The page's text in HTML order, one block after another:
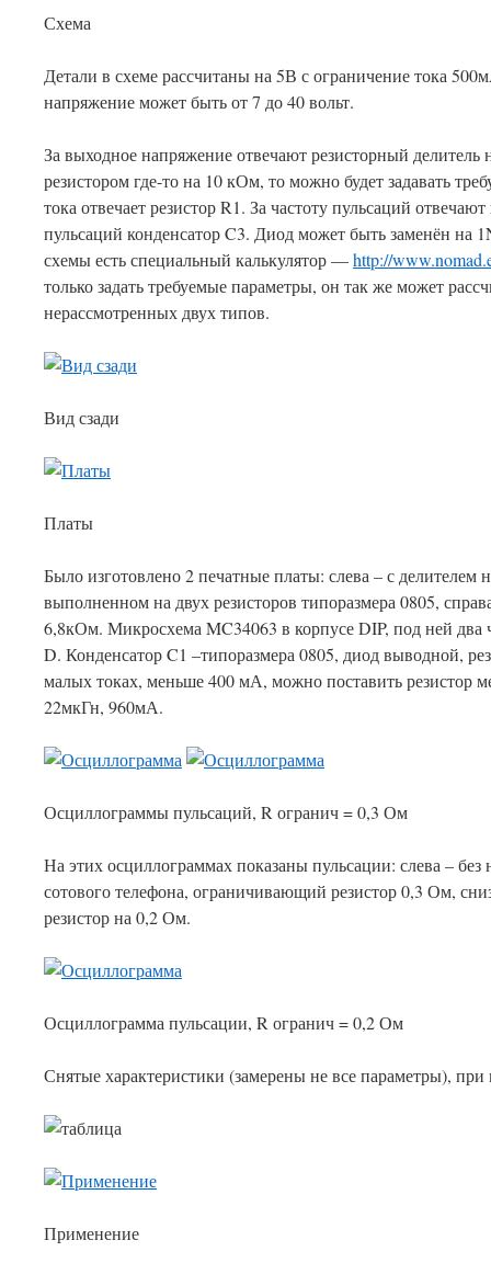
Схема
Детали в схеме рассчитаны на 5В с ограничение тока
напряжение может быть от 7 до 40 вольт.
За выходное напряжение отвечают резисторный
резистором где-то на 10 кОм, то можно будет задавать
тока отвечает резистор R1. За частоту пульсаций
пульсаций конденсатор C3. Диод может быть заменён на
схемы есть специальный калькулятор —http://
только задать требуемые параметры, он так же может
нерассмотренных двух типов.
Вид сзади
Платы
Было изготовлено 2 печатные платы: слева – с делителем
выполненном на двух резисторов типоразмера 0805,
6,8кОм. Микросхема MC34063 в корпусе DIP, под ней два
D. Конденсатор C1 –типоразмера 0805, диод выводной,
малых токах, меньше 400 мА, можно поставить резистор
22мкГн, 960мА.
Осциллограммы пульсаций, R огранич = 0,3 Ом
На этих осциллограммах показаны пульсации: слева – без
сотового телефона, ограничивающий резистор 0,3 Ом,
резистор на 0,2 Ом.
Осциллограмма пульсации, R огранич = 0,2 Ом
Снятые характеристики (замерены не все параметры),
Применение